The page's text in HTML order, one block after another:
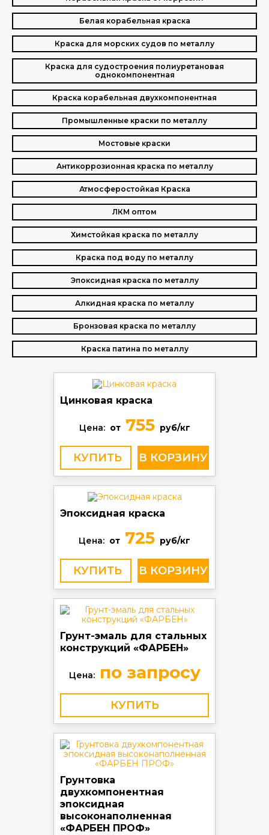
Белая корабельная краска
Краска для морских судов по металлу
Краска для судостроения полиуретановая
однокомпонентная
Краска корабельная двухкомпонентная
Промышленные краски по металлу
Мостовые краски
Антикоррозионная краска по металлу
Атмосферостойкая Краска
ЛКМ оптом
Химстойкая краска по металлу
Краска под воду по металлу
Эпоксидная краска по металлу
Алкидная краска по металлу
Бронзовая краска по металлу
Краска патина по металлу
Цинковая краска
Цена: от755 руб/кг
КУПИТЬ
Эпоксидная краска
Цена: от 725 руб/кг
КУПИТЬ
Грунт-эмаль для стальных
конструкций «ФАРБЕН»
Цена:по запросу
КУПИТЬ
Грунтовка
двухкомпонентная
эпоксидная
высоконаполненная
«ФАРБЕН ПРОФ»